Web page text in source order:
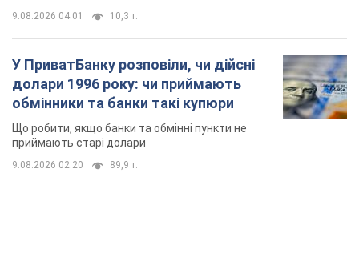
9.08.2026 04:01 10,3 т.
У ПриватБанку розповіли, чи дійсні
долари 1996 року: чи приймають
обмінники та банки такі купюри
Що робити, якщо банки та обмінні пункти не
приймають старі долари
9.08.2026 02:20 89,9 т.